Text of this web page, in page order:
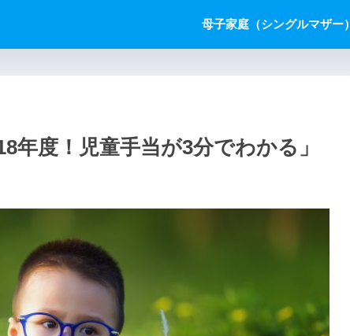
母子家庭（シングルマザー）
年度！児童手当が3分でわかる」